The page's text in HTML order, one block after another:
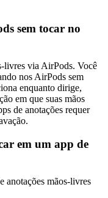
sem tocar no
livres via AirPods. Você
nos AirPods sem
enquanto dirige,
em que suas mãos
de anotações requer
em um app de
anotações mãos-livres